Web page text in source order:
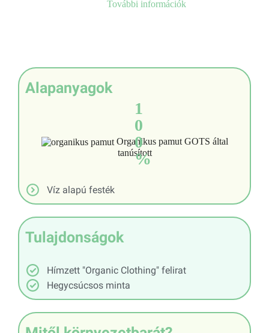
További információk
Alapanyagok
1
0
0
%
Organikus pamut GOTS által
tanúsított
Víz alapú festék
Tulajdonságok
Hímzett "Organic Clothing" felirat
Hegycsúcsos minta